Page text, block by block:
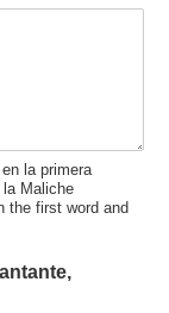
la primera
Maliche
the first word and